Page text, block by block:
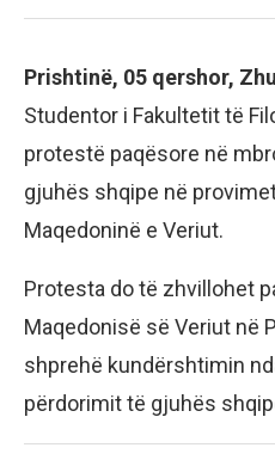
Prishtinë, 05 qershor,
Studentor i Fakultetit të
protestë paqësore në
gjuhës shqipe në
Maqedoninë e Veriut.
Protesta do të zhvillohet
Maqedonisë së Veriut në
shprehë kundërshtimin
përdorimit të gjuhës